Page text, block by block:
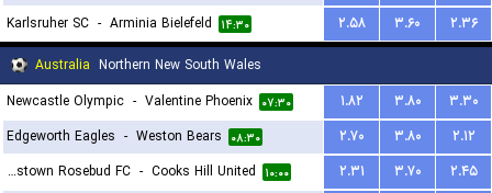
Karlsruher SC - Arminia Bielefeld ۱۴:۳۰ ۲.۵۸ ۳.۶۰
۲.۳۶
Australia Northern New South Wales
Newcastle Olympic - Valentine Phoenix ۰۷:۳۰ ۱.۸۲ ۳.۸۰
۳.۳۰
Edgeworth Eagles - Weston Bears ۰۸:۳۰ ۲.۷۰ ۳.۸۰
۲.۱۲
Adamstown Rosebud FC
- Cooks Hill United ۱۰:۰۰ ۲.۳۱ ۳.۷۰
۲.۴۵